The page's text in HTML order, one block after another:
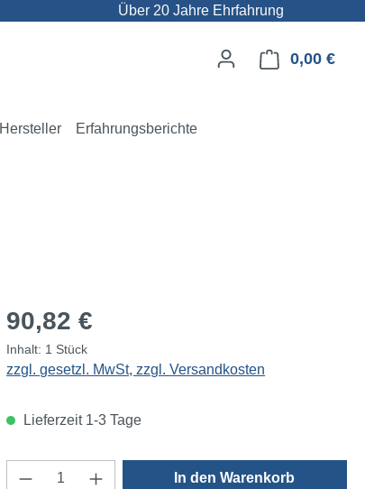
Über 20 Jahre Ehrfahrung
0,00 €
Hersteller Erfahrungsberichte
Regulärer Preis:
90,82 €
Inhalt: 1 Stück
zzgl. gesetzl. MwSt, zzgl. Versandkosten
Lieferzeit 1-3 Tage
Produkt Anzahl: Gib den
In den Warenkorb